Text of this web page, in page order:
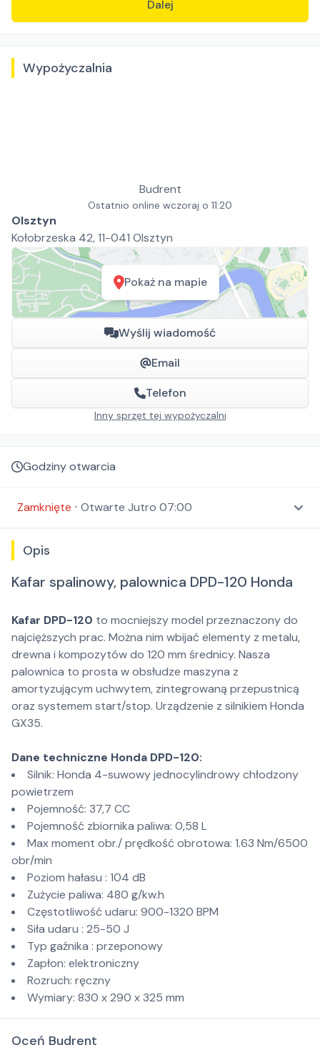
Dalej
Wypożyczalnia
Budrent
Ostatnio online wczoraj o 11:20
Olsztyn
Kołobrzeska 42, 11-041 Olsztyn
Pokaż na mapie
Wyślij wiadomość
Email
Telefon
Inny sprzęt tej wypożyczalni
Godziny otwarcia
Zamknięte ⋅ Otwarte Jutro 07:00
Opis
Kafar spalinowy, palownica DPD-120 Honda
Kafar DPD-120 to mocniejszy model przeznaczony do
najcięższych prac. Można nim wbijać elementy z metalu,
drewna i kompozytów do 120 mm średnicy. Nasza
palownica to prosta w obsłudze maszyna z
amortyzującym uchwytem, zintegrowaną przepustnicą
oraz systemem start/stop. Urządzenie z silnikiem Honda
GX35.
Dane techniczne Honda DPD-120:
Silnik: Honda 4-suwowy jednocylindrowy chłodzony
powietrzem
Pojemność: 37,7 CC
Pojemność zbiornika paliwa: 0,58 L
Max moment obr./ prędkość obrotowa: 1.63 Nm/6500
obr/min
Poziom hałasu : 104 dB
Zużycie paliwa: 480 g/kw.h
Częstotliwość udaru: 900-1320 BPM
Siła udaru : 25-50 J
Typ gaźnika : przeponowy
Zapłon: elektroniczny
Rozruch: ręczny
Wymiary: 830 x 290 x 325 mm
Oceń Budrent